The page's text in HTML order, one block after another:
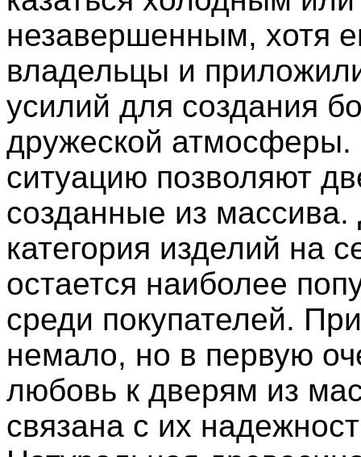
незавершенным, хотя
владельцы и
усилий для создания
дружеской атмосферы.
ситуацию позволяют
созданные из массива.
категория изделий на
остается наиболее
среди покупателей.
немало, но в первую
любовь к дверям из
связана с их